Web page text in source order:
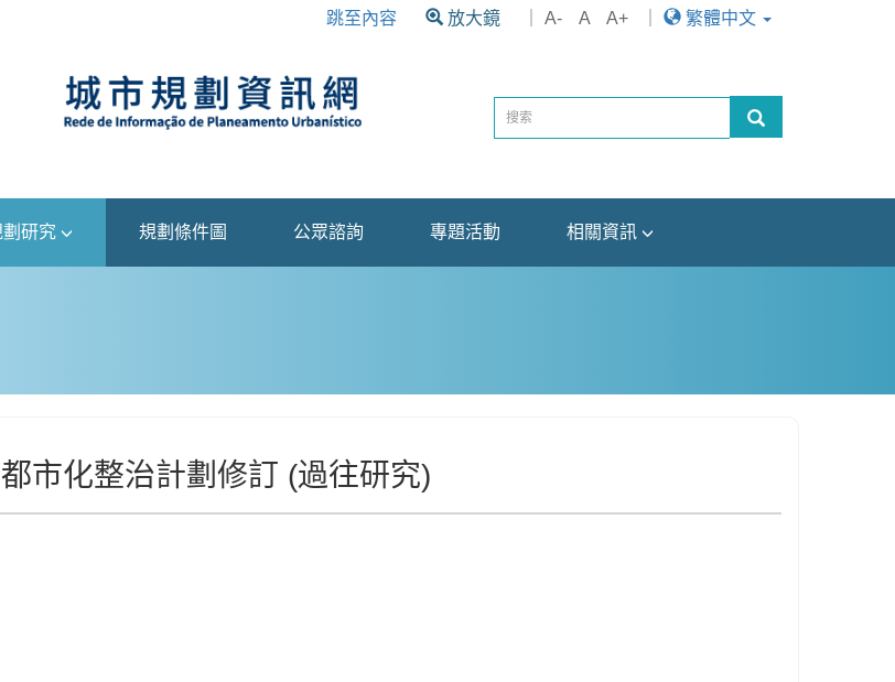
跳至內容 放大鏡 A- A A+ 繁體中文
劃研究 規劃條件圖 公眾諮詢 專題活動 相關資訊
市化整治計劃修訂 (過往研究)